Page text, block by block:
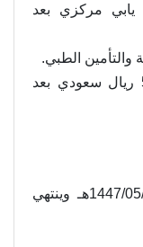
مركزي بعد
والتأمين الطبي.
- راتب شهري لا يقل عن 5500 ريال سعودي بعد
متاح الآن بدأ اليوم الأربعاء بتاريخ 1447/05/28هـ وينتهي